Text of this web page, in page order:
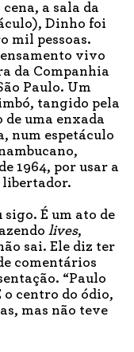
a sala da
Dinho foi
mil pessoas.
vivo
da Companhia
Paulo. Um
tangido pela
de uma enxada
num espetáculo
1964, por usar a
libertador.
sigo. É um ato de
lives,
sai. Ele diz ter
comentários
“Paulo
o centro do ódio,
mas não teve